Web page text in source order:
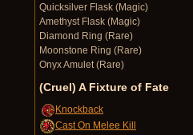
Quicksilver Flask (Magic)
Amethyst Flask (Magic)
Diamond Ring (Rare)
Moonstone Ring (Rare)
Onyx Amulet (Rare)
(Cruel) A Fixture of Fate
Knockback
Cast On Melee Kill